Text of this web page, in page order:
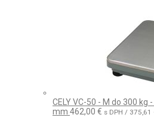
CELY VC-50 - M do 300
mm 462,00 € s DPH / 375,61